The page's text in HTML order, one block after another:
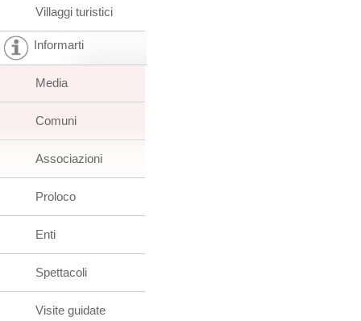
Villaggi turistici
Informarti
Media
Comuni
Associazioni
Proloco
Enti
Spettacoli
Visite guidate